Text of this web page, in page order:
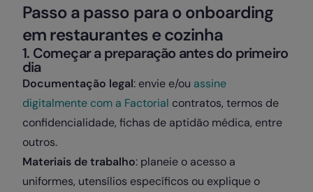
Passo a passo para o onboarding
em restaurantes e cozinha
1. Começar a preparação antes do primeiro
dia
Documentação legal: envie e/ou assine
digitalmente com a Factorial contratos, termos de
confidencialidade, fichas de aptidão médica, entre
outros.
Materiais de trabalho: planeie o acesso a
uniformes, utensílios específicos ou explique o